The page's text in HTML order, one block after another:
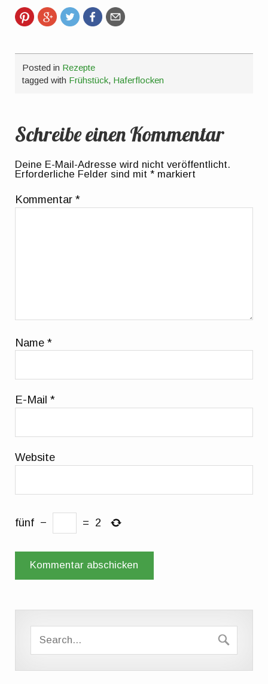
Posted in Rezepte
tagged with Frühstück, Haferflocken
Schreibe einen Kommentar
Deine E-Mail-Adresse wird nicht veröffentlicht.
Erforderliche Felder sind mit* markiert
Kommentar*
Name*
E-Mail*
Website
fünf − = 2